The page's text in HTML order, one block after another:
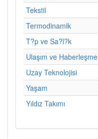
Tekstil
Termodinamik
T?p ve Sa?l?k
Ulaşım ve Haberleşme
Uzay Teknolojisi
Yaşam
Yıldız Takımı